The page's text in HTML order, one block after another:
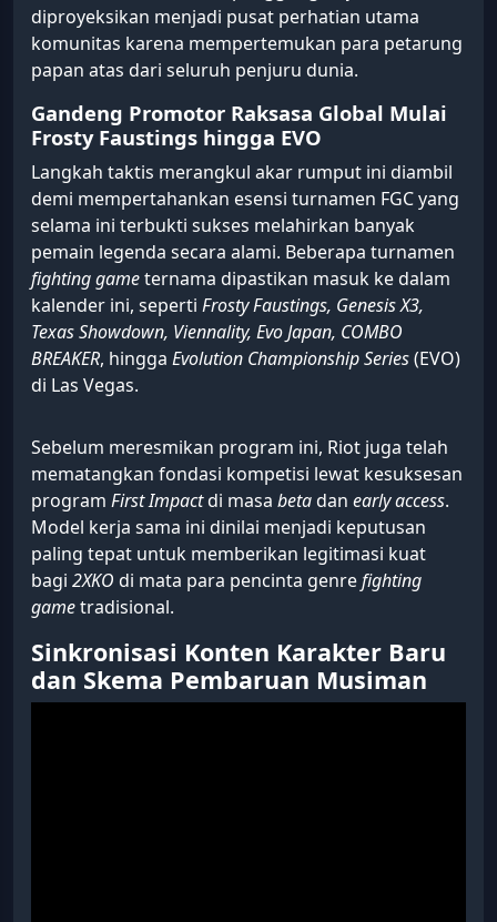
diproyeksikan menjadi pusat perhatian utama
komunitas karena mempertemukan para petarung
papan atas dari seluruh penjuru dunia.
Gandeng Promotor Raksasa Global Mulai
Frosty Faustings hingga EVO
Langkah taktis merangkul akar rumput ini diambil
demi mempertahankan esensi turnamen FGC yang
selama ini terbukti sukses melahirkan banyak
pemain legenda secara alami. Beberapa turnamen
fighting gameternama dipastikan masuk ke dalam
kalender ini, seperti Frosty Faustings, Genesis X3,
Texas Showdown, Viennality, Evo Japan, COMBO
BREAKER, hingga Evolution Championship Series(EVO)
di Las Vegas.
Sebelum meresmikan program ini, Riot juga telah
mematangkan fondasi kompetisi lewat kesuksesan
program First Impactdi masa betadan early access.
Model kerja sama ini dinilai menjadi keputusan
paling tepat untuk memberikan legitimasi kuat
bagi 2XKO di mata para pencinta genrefighting
gametradisional.
Sinkronisasi Konten Karakter Baru
dan Skema Pembaruan Musiman